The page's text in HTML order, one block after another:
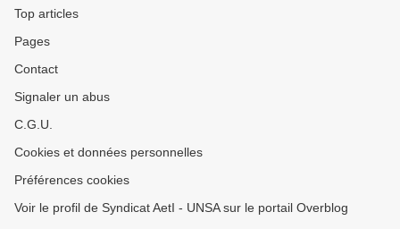
Top articles
Pages
Contact
Signaler un abus
C.G.U.
Cookies et données personnelles
Préférences cookies
Voir le profil de Syndicat AetI - UNSA sur le portail Overblog